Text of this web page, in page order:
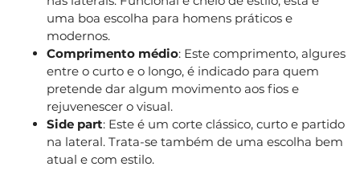
uma boa escolha para homens práticos e
modernos.
Comprimento médio: Este comprimento, algures
entre o curto e o longo, é indicado para quem
pretende dar algum movimento aos fios e
rejuvenescer o visual.
Side part: Este é um corte clássico, curto e partido
na lateral. Trata-se também de uma escolha bem
atual e com estilo.